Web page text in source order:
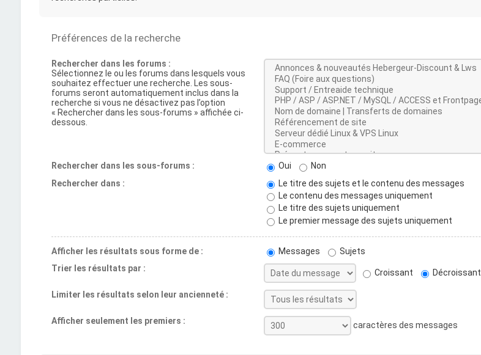
Préférences de la recherche
Rechercher dans les forums :
Sélectionnez le ou les forums dans lesquels vous
souhaitez effectuer une recherche. Les sous-
forums seront automatiquement inclus dans la
recherche si vous ne désactivez pas l’option
« Rechercher dans les sous-forums » affichée ci-
dessous.
Rechercher dans les sous-forums : Oui
Non
Rechercher dans :
Le titre des sujets et le contenu des messages
Le contenu des messages uniquement
Le titre des sujets uniquement
Le premier message des sujets uniquement
Afficher les résultats sous forme de : Messages
Sujets
Trier les résultats par :
Croissant Décroissant
Limiter les résultats selon leur ancienneté :
Afficher seulement les premiers : caractères des messages